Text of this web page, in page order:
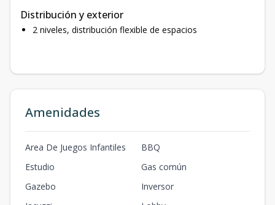
Distribución y exterior
2 niveles, distribución flexible de espacios
Amenidades
Area De Juegos Infantiles
BBQ
Estudio
Gas común
Gazebo
Inversor